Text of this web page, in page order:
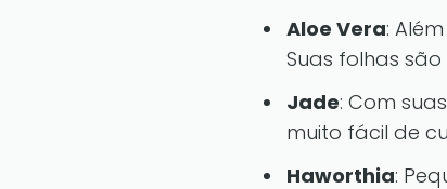
Aloe Vera:
Suas folhas
Jade: Com
muito fácil de
Haworthia: